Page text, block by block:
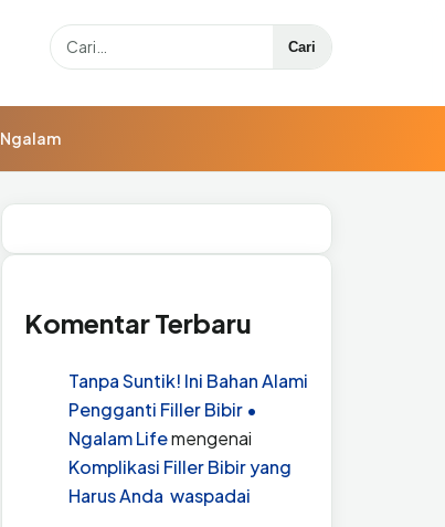
Search Cari
Ngalam
Komentar Terbaru
Tanpa Suntik! Ini Bahan Alami
Pengganti Filler Bibir •
Ngalam Lifemengenai
Komplikasi Filler Bibir yang
Harus Anda waspadai